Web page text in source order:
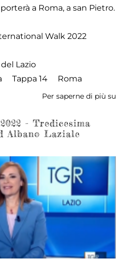
a Roma, a san Pietro.
Walk 2022
Lazio
Tappa 14 Roma
Per saperne di più su
- Tredicesima
Albano Laziale